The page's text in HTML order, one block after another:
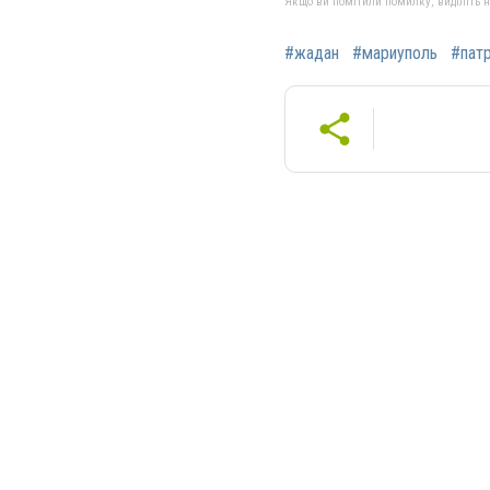
#жадан #мариуполь